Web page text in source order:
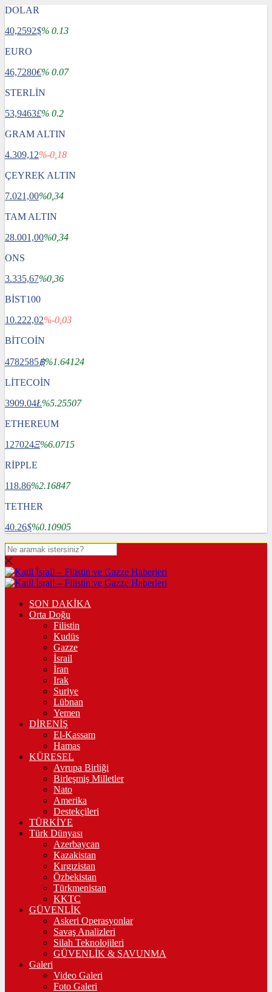
DOLAR
40,2592$% 0.13
EURO
46,7280€% 0.07
STERLİN
53,9463£% 0.2
GRAM ALTIN
4.309,12%-0,18
ÇEYREK ALTIN
7.021,00%0,34
TAM ALTIN
28.001,00%0,34
ONS
3.335,67%0,36
BİST100
10.222,02%-0,03
BİTCOİN
4782585฿%1.64124
LİTECOİN
3909.04Ł%5.25507
ETHEREUM
127024Ξ%6.0715
RİPPLE
118.86%2.16847
TETHER
40.26$%0.10905
SON DAKİKA
Orta Doğu
Filistin
Kudüs
Gazze
İsrail
İran
Irak
Suriye
Lübnan
Yemen
DİRENİŞ
El-Kassam
Hamas
KÜRESEL
Avrupa Birliği
Birleşmiş Milletler
Nato
Amerika
Destekçileri
TÜRKİYE
Türk Dünyası
Azerbaycan
Kazakistan
Kırgızistan
Özbekistan
Türkmenistan
KKTC
GÜVENLİK
Askeri Operasyonlar
Savaş Analizleri
Silah Teknolojileri
GÜVENLİK & SAVUNMA
Galeri
Video Galeri
Foto Galeri